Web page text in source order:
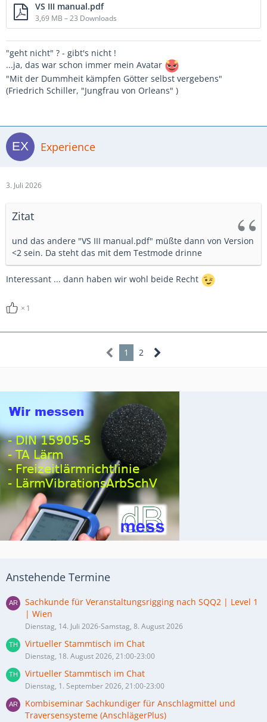
VS III manual.pdf
3,69 MB – 23 Downloads
"geht nicht" ? - gibt's nicht !
...ja, das war schon immer mein Avatar
"Mit der Dummheit kämpfen Götter selbst vergebens"
(Friedrich Schiller, "Jungfrau von Orleans" )
Experience
3. Juli 2026
Zitat
und das andere "VS III manual.pdf" müßte dann von Version
<2 sein. Da steht das mit dem Testmode drinne
Interessant ... dann haben wir wohl beide Recht
1
1 2
Anstehende Termine
Sachkunde für Veranstaltungsrigging nach SQQ2 | Level 1
| Wien
Dienstag, 14. Juli 2026-Samstag, 8. August 2026
Virtueller Stammtisch im Chat
Dienstag, 18. August 2026, 21:00-23:00
Virtueller Stammtisch im Chat
Dienstag, 1. September 2026, 21:00-23:00
Kombiseminar Sachkundiger für Anschlagmittel und
Traversensysteme (AnschlägerPlus)